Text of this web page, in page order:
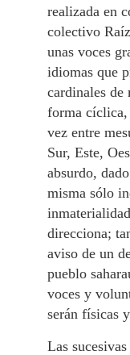
realizada en
colectivo
unas voces
idiomas que
cardinales de
forma cíclica,
vez entre
Sur, Este,
absurdo,
misma sólo
direcciona;
aviso de un
pueblo
voces y
serán físicas
Las